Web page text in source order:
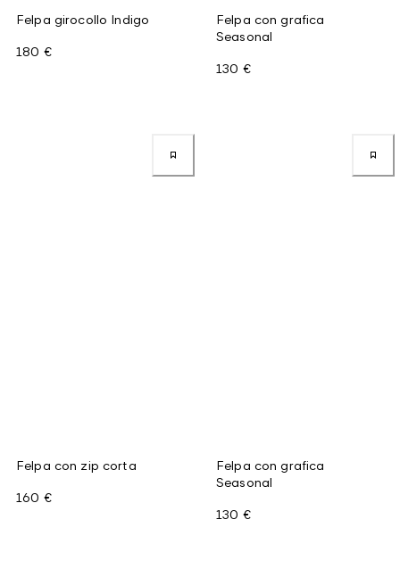
Felpa girocollo Indigo
180 €
Felpa con grafica
Seasonal
130 €
Felpa con zip corta
160 €
Felpa con grafica
Seasonal
130 €